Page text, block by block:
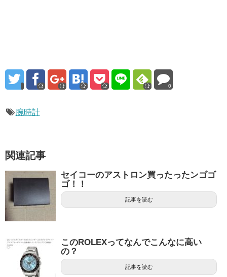
0
腕時計
関連記事
セイコーのアストロン買ったったンゴゴ
ゴ！！
記事を読む
このROLEXってなんでこんなに高い
の？
記事を読む